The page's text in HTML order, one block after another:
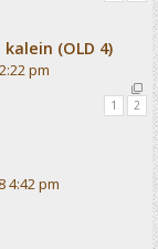
(OLD 4)
pm
1 2
4:42 pm